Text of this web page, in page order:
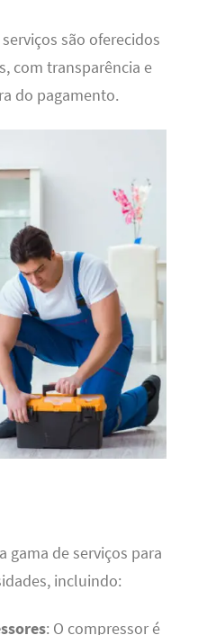
são oferecidos
com transparência e
do pagamento.
gama de serviços para
incluindo:
: O compressor é